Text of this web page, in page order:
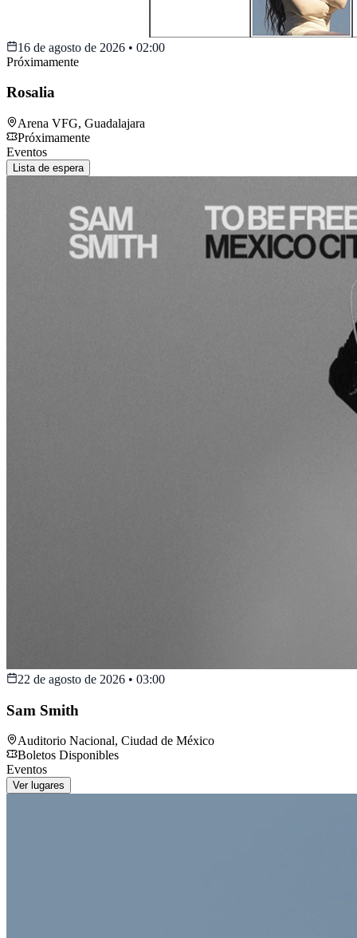
16 de agosto de 2026 • 02:00
Próximamente
Rosalia
Arena VFG, Guadalajara
Próximamente
Eventos
Lista de espera
22 de agosto de 2026 • 03:00
Sam Smith
Auditorio Nacional, Ciudad de México
Boletos Disponibles
Eventos
Ver lugares